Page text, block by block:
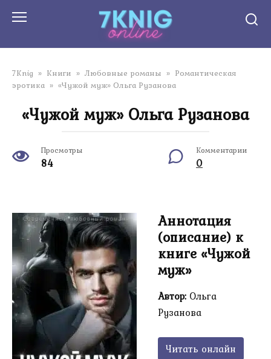
7Knig » Книги » Любовные романы » Романтическая
эротика » «Чужой муж» Ольга Рузанова
«Чужой муж» Ольга Рузанова
Просмотры
84
Комментарии
0
Аннотация
(описание) к
книге «Чужой
муж»
Автор:Ольга
Рузанова
Читать онлайн